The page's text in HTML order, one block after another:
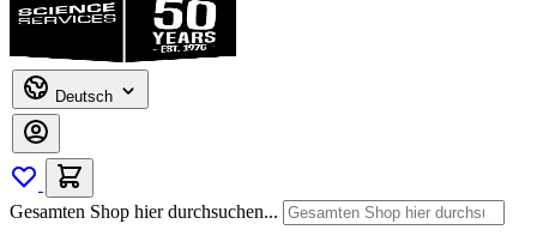
Deutsch
Gesamten Shop hier durchsuchen...